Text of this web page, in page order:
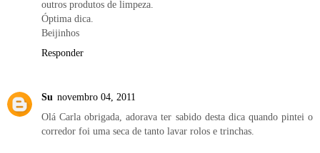
outros produtos de limpeza.
Óptima dica.
Beijinhos
Responder
Su novembro 04, 2011
Olá Carla obrigada, adorava ter sabido desta dica quando pintei o
corredor foi uma seca de tanto lavar rolos e trinchas.